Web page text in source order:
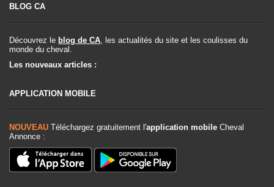
BLOG CA
Découvrez le blog de CA, les actualités du site et les coulisses du
monde du cheval.
Les nouveaux articles :
APPLICATION MOBILE
NOUVEAU Téléchargez gratuitement l'application mobile Cheval
Annonce :